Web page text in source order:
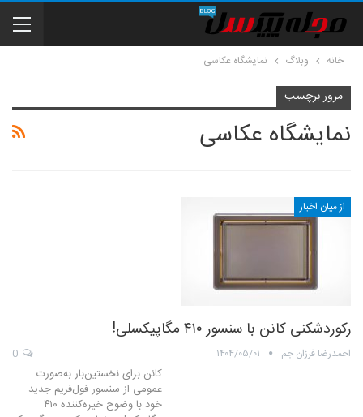
خانه وبلاگ نمایشگاه عکاسی
مرور برچسب
نمایشگاه عکاسی
از میان اخبار
رکوردشکنی کانن با سنسور ۴۱۰ مگاپیکسلی!
احمدرضا فرزان جم ۱۴۰۴/۰۵/۰۱
کانن برای نخستین‌بار به‌صورت
عمومی از سنسور فول‌فریم جدید
خود با وضوح خیره‌کننده ۴۱۰